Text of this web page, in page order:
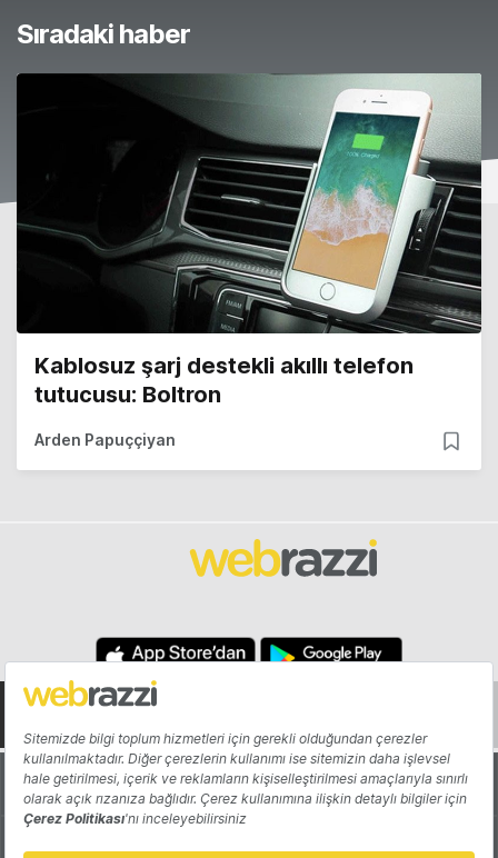
Sıradaki haber
Kablosuz şarj destekli akıllı telefon
tutucusu: Boltron
Arden Papuççiyan
Hakkında Yazarlar
Katkıda Bulun Reklam